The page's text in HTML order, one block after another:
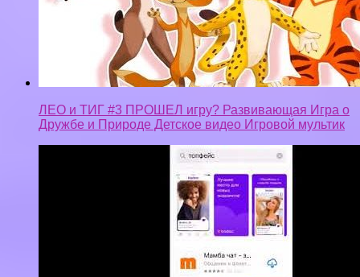
ЛЕО и ТИГ #3 ПРОШЕЛ игру? Развивающая Игра о
Дружбе и Природе Детское видео Игровой мультик